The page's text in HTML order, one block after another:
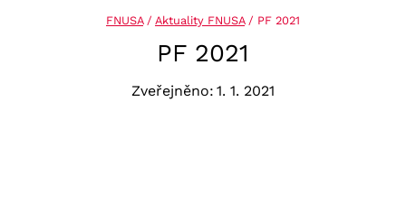
FNUSA/ Aktuality FNUSA/ PF 2021
PF 2021
Zveřejněno: 1. 1. 2021